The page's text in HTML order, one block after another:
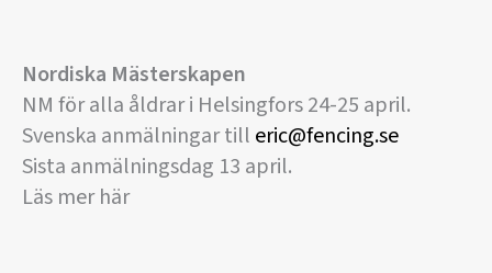
Nordiska Mästerskapen
NM för alla åldrar i Helsingfors 24-25 april.
Svenska anmälningar till eric@fencing.se
Sista anmälningsdag 13 april.
Läs mer här